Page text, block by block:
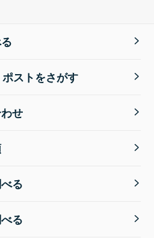
ストをさがす
せ
る
る